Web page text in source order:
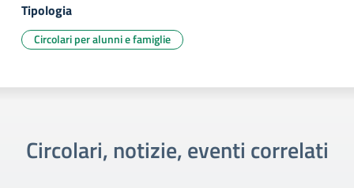
Tipologia
Circolari per alunni e famiglie
Circolari, notizie, eventi correlati